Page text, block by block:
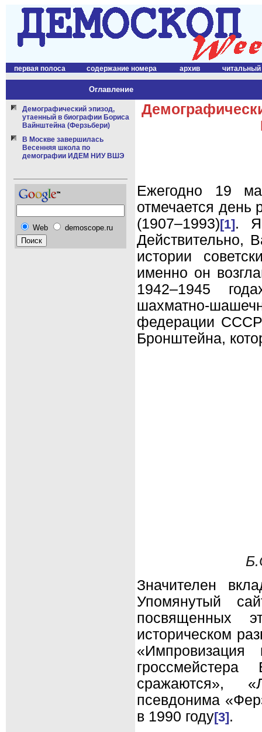
первая полоса содержание номера архив читальный
Оглавление
Демографический эпизод,
утаенный в биографии Бориса
Вайнштейна (Ферзьбери)
В Москве завершилась
Весенняя школа по
демографии ИДЕМ НИУ ВШЭ
Web demoscope.ru
Ежегодно 19
отмечается
(1907–1993)[1].
Действительно,
истории
именно он
1942–1945
шахматно-
федерации
Бронштейна,
Значителен
Упомянутый
посвященных
историческом
сражаются»,
псевдонима
в 1990 году[3] .